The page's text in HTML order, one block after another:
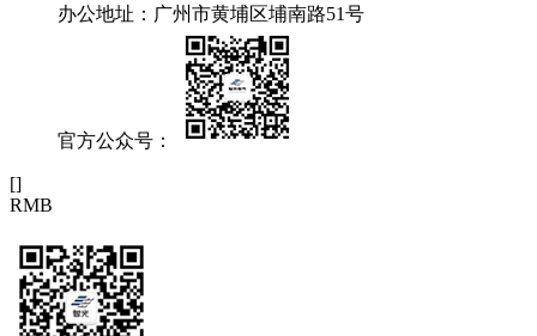
办公地址：广州市黄埔区埔南路51号
官方公众号：
[]
RMB